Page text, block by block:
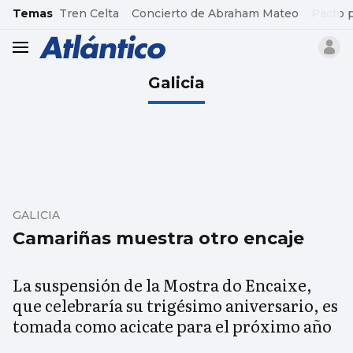
common.go-to-content
Temas Tren Celta Concierto de Abraham Mateo Pacto
header.menu.open
Galicia
Camariñas muestra otro encaje
GALICIA
La suspensión de la Mostra do Encaixe,
que celebraría su trigésimo aniversario, es
tomada como acicate para el próximo año